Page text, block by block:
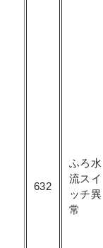
632
ふろ水
流スイ
ッチ異
常